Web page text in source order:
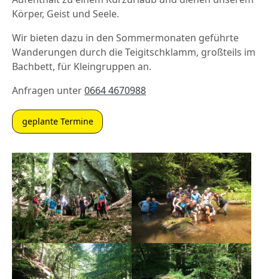
Körper, Geist und Seele.
Wir bieten dazu in den Sommermonaten geführte
Wanderungen durch die Teigitschklamm, großteils im
Bachbett, für Kleingruppen an.
Anfragen unter0664 4670988
geplante Termine